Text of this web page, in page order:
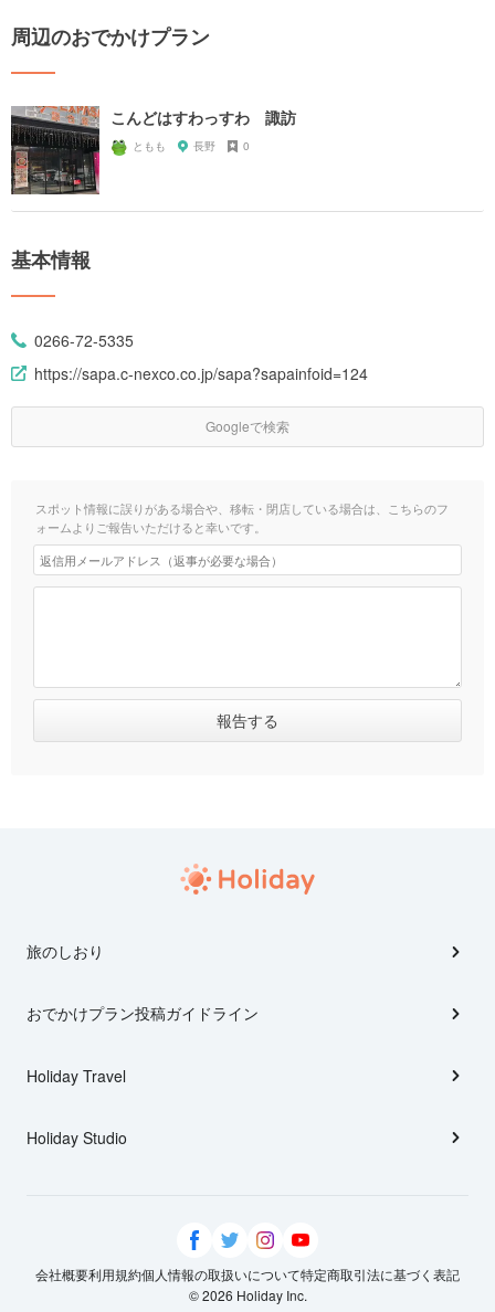
周辺のおでかけプラン
こんどはすわっすわ 諏訪
ともも 長野 0
基本情報
0266-72-5335
https://sapa.c-nexco.co.jp/sapa?sapainfoid=124
Googleで検索
スポット情報に誤りがある場合や、移転・閉店している場合は、こちらのフ
ォームよりご報告いただけると幸いです。
旅のしおり
おでかけプラン投稿ガイドライン
Holiday Travel
Holiday Studio
会社概要利用規約個人情報の取扱いについて特定商取引法に基づく表記
© 2026 Holiday Inc.